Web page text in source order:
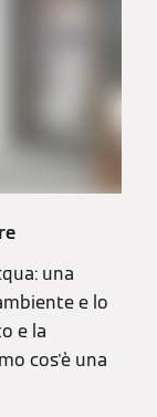
una
e lo
e la
cos'è una